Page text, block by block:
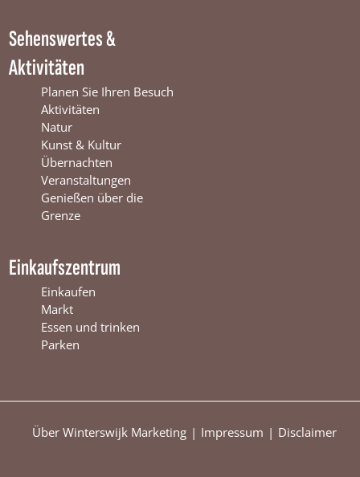
n
t
e
t
e
r
s
w
i
j
k
i
t
e
r
s
w
i
j
k
Sehenswertes &
Aktivitäten
Planen Sie Ihren Besuch
Aktivitäten
Natur
Kunst & Kultur
Übernachten
Veranstaltungen
Genießen über die
Grenze
Einkaufszentrum
Einkaufen
Markt
Essen und trinken
Parken
Über Winterswijk Marketing Impressum Disclaimer